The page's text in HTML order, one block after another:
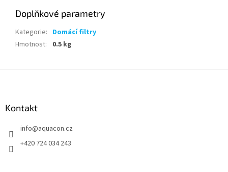
Doplňkové parametry
Kategorie: Domácí filtry
Hmotnost: 0.5 kg
Kontakt
info@aquacon.cz
+420 724 034 243